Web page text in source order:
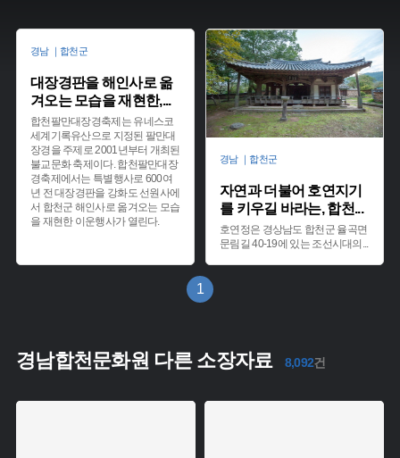
경남 ｜합천군
대장경판을 해인사로 옮
겨오는 모습을 재현한,...
합천팔만대장경축제는 유네스코
세계기록유산으로 지정된 팔만대
장경을 주제로 2001년부터 개최된
불교문화 축제이다. 합천팔만대장
경축제에서는 특별행사로 600여
년 전 대장경판을 강화도 선원사에
서 합천군 해인사로 옮겨오는 모습
을 재현한 이운행사가 열린다.
경남 ｜합천군
자연과 더불어 호연지기
를 키우길 바라는, 합천...
호연정은 경상남도 합천군 율곡면
문림길 40-19에 있는 조선시대의 ...
1
경남합천문화원 다른 소장자료 8,092건